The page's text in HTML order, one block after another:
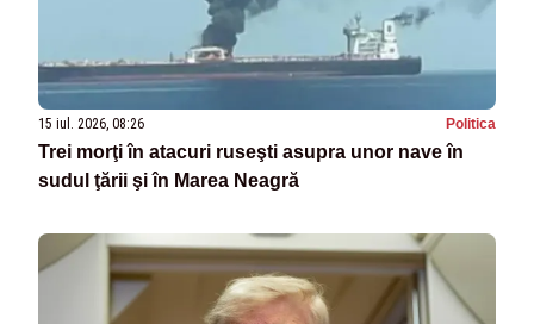
15 iul. 2026, 08:26 Politica
Trei morţi în atacuri ruseşti asupra unor nave în
sudul ţării şi în Marea Neagră